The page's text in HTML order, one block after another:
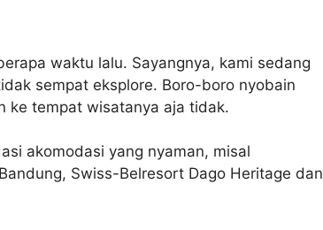
waktu lalu. Sayangnya, kami sedang
sempat eksplore. Boro-boro nyobain
ke tempat wisatanya aja tidak.
akomodasi yang nyaman, misal
Swiss-Belresort Dago Heritage dan